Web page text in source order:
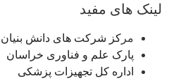
لینک های مفید
مرکز شرکت های دانش بنیان
پارک علم و فناوری خراسان
اداره کل تجهیزات پزشکی